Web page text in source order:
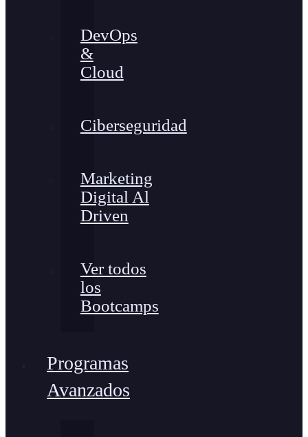
DevOps
&
Cloud
Ciberseguridad
Marketing
Digital Al
Driven
Ver todos
los
Bootcamps
Programas
Avanzados